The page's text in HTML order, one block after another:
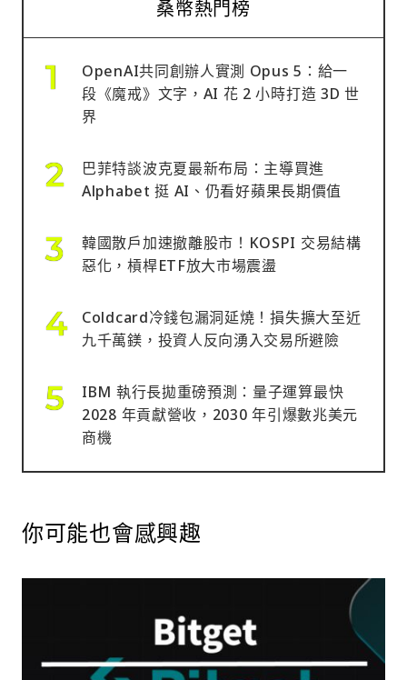
桑幣熱門榜
OpenAI共同創辦人實測 Opus 5：給一
段《魔戒》文字，AI 花 2 小時打造 3D 世
界
巴菲特談波克夏最新布局：主導買進
Alphabet 挺 AI、仍看好蘋果長期價值
韓國散戶加速撤離股市！KOSPI 交易結構
惡化，槓桿ETF放大市場震盪
Coldcard冷錢包漏洞延燒！損失擴大至近
九千萬鎂，投資人反向湧入交易所避險
IBM 執行長拋重磅預測：量子運算最快
2028 年貢獻營收，2030 年引爆數兆美元
商機
你可能也會感興趣